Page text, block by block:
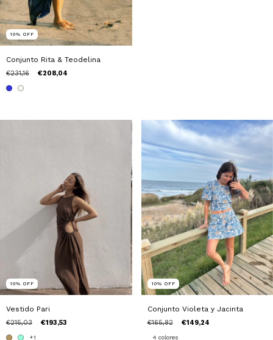
10% OFF
Conjunto Rita & Teodelina
€231,16 €208,04
10% OFF
Vestido Pari
€215,03 €193,53
+1
10% OFF
Conjunto Violeta y Jacinta
€165,82 €149,24
4 colores